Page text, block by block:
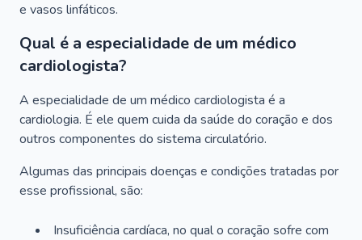
e vasos linfáticos.
Qual é a especialidade de um médico
cardiologista?
A especialidade de um médico cardiologista é a
cardiologia. É ele quem cuida da saúde do coração e dos
outros componentes do sistema circulatório.
Algumas das principais doenças e condições tratadas por
esse profissional, são:
Insuficiência cardíaca, no qual o coração sofre com